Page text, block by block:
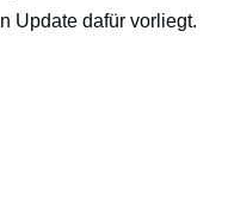
Update dafür vorliegt.